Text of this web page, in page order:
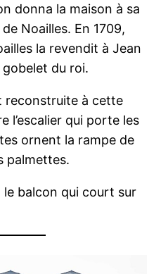
donna la maison à sa
Noailles. En 1709,
la revendit à Jean
du roi.
reconstruite à cette
l’escalier qui porte les
ornent la rampe de
palmettes.
balcon qui court sur